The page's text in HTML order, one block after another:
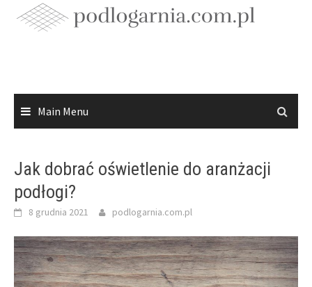
Main Menu
Jak dobrać oświetlenie do aranżacji
podłogi?
8 grudnia 2021 podlogarnia.com.pl